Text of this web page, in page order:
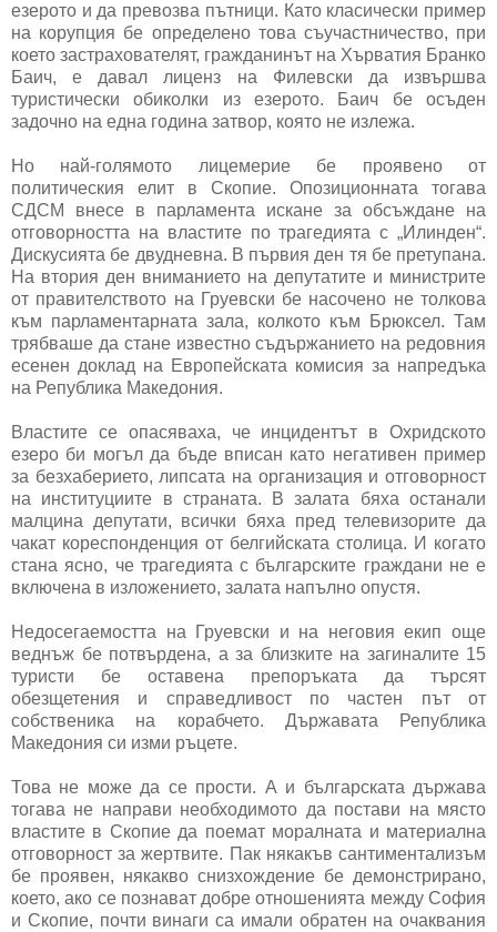
езерото и да превозва пътници. Като класически пример
на корупция бе определено това съучастничество, при
което застрахователят, гражданинът на Хърватия Бранко
Баич, е давал лиценз на Филевски да извършва
туристически обиколки из езерото. Баич бе осъден
задочно на една година затвор, която не излежа.
Но най-голямото лицемерие бе проявено от
политическия елит в Скопие. Опозиционната тогава
СДСМ внесе в парламента искане за обсъждане на
отговорността на властите по трагедията с „Илинден“.
Дискусията бе двудневна. В първия ден тя бе претупана.
На втория ден вниманието на депутатите и министрите
от правителството на Груевски бе насочено не толкова
към парламентарната зала, колкото към Брюксел. Там
трябваше да стане известно съдържанието на редовния
есенен доклад на Европейската комисия за напредъка
на Република Македония.
Властите се опасяваха, че инцидентът в Охридското
езеро би могъл да бъде вписан като негативен пример
за безхаберието, липсата на организация и отговорност
на институциите в страната. В залата бяха останали
малцина депутати, всички бяха пред телевизорите да
чакат кореспонденция от белгийската столица. И когато
стана ясно, че трагедията с българските граждани не е
включена в изложението, залата напълно опустя.
Недосегаемостта на Груевски и на неговия екип още
веднъж бе потвърдена, а за близките на загиналите 15
туристи бе оставена препоръката да търсят
обезщетения и справедливост по частен път от
собственика на корабчето. Държавата Република
Македония си изми ръцете.
Това не може да се прости. А и българската държава
тогава не направи необходимото да постави на място
властите в Скопие да поемат моралната и материална
отговорност за жертвите. Пак някакъв сантиментализъм
бе проявен, някакво снизхождение бе демонстрирано,
което, ако се познават добре отношенията между София
и Скопие, почти винаги са имали обратен на очаквания